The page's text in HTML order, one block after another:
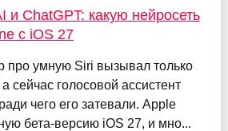
и ChatGPT: какую нейросеть
с iOS 27
про умную Siri вызывал только
сейчас голосовой ассистент
чего его затевали. Apple
бета-версию iOS 27, и мно...